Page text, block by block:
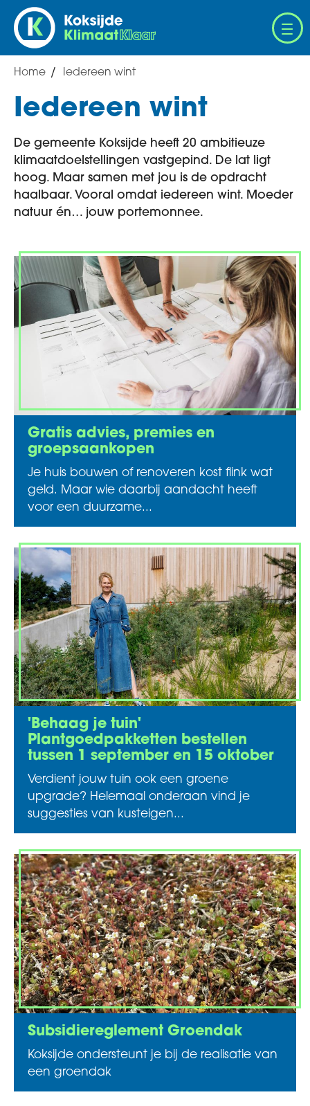
Overslaan
en
naar
inhoud
gaan
Breadcrumb
Home Iedereen wint
Iedereen wint
De gemeente Koksijde heeft 20 ambitieuze
klimaatdoelstellingen vastgepind. De lat ligt
hoog. Maar samen met jou is de opdracht
haalbaar. Vooral omdat iedereen wint. Moeder
natuur én… jouw portemonnee.
Gratis advies, premies en
groepsaankopen
Je huis bouwen of renoveren kost flink wat
geld. Maar wie daarbij aandacht heeft
voor een duurzame...
'Behaag je tuin'
Plantgoedpakketten bestellen
tussen 1 september en 15 oktober
Verdient jouw tuin ook een groene
upgrade? Helemaal onderaan vind je
suggesties van kusteigen...
Subsidiereglement Groendak
Koksijde ondersteunt je bij de realisatie van
een groendak